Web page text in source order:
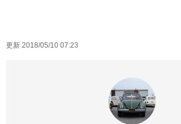
更新 2018/05/10 07:23